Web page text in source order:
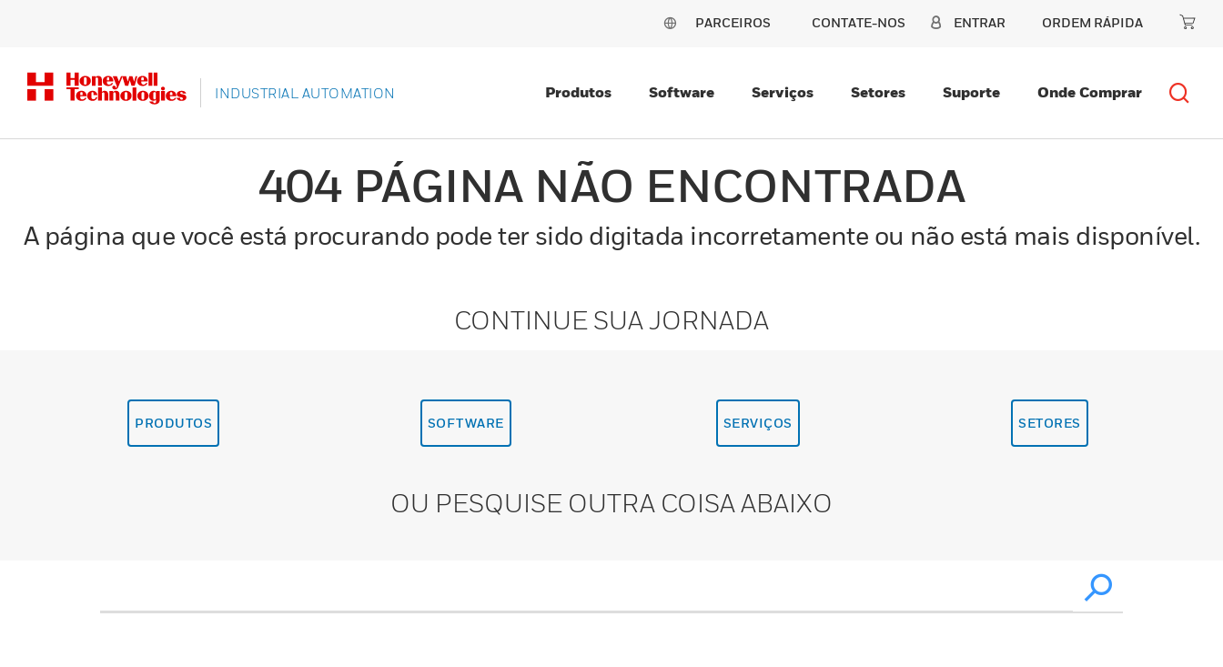
PARCEIROS CONTATE-NOS ENTRAR ORDEM RÁPIDA
INDUSTRIAL AUTOMATION Produtos Software Serviços Setores Suporte Onde Comprar
404 PÁGINA NÃO ENCONTRADA
A página que você está procurando pode ter sido digitada incorretamente ou não está mais disponível.
CONTINUE SUA JORNADA
PRODUTOS SOFTWARE SERVIÇOS SETORES
OU PESQUISE OUTRA COISA ABAIXO